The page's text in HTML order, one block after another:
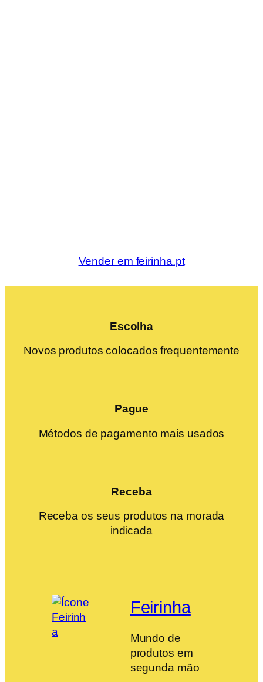
Vender em feirinha.pt
Escolha
Novos produtos colocados frequentemente
Pague
Métodos de pagamento mais usados
Receba
Receba os seus produtos na morada
indicada
Feirinha
Mundo de
produtos em
segunda mão